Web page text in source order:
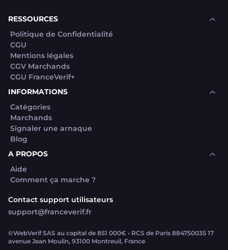
RESSOURCES
Politique de Confidentialité
CGU
Mentions légales
CGV Marchands
CGU FranceVerif+
INFORMATIONS
Catégories
Marchands
Signaler une arnaque
Blog
A PROPOS
Aide
Comment ça marche ?
Contact support utilisateurs
support@franceverif.fr
©WebVerif SAS au capital de 851 000€ • RCS de Paris 884750035 17
avenue Jean Moulin, 93100 Montreuil, France